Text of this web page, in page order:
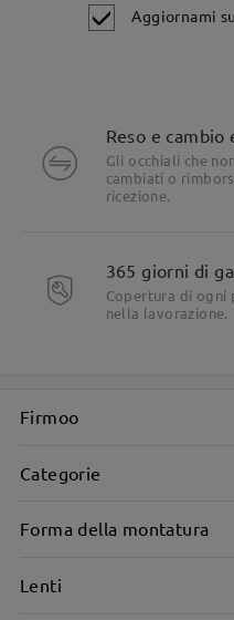
(24 ore su 24, 7 giorni su 7)
service@firmoo.it
Aggiornami
Reso e
Gli occhiali che
cambiati o
ricezione.
365 giorni di
Copertura di
nella lavorazione.
Firmoo
Categorie
Forma della montatura
Lenti